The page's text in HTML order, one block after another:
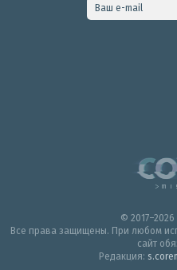
© 2017–2026
Все права защищены. При любом
сайт
Редакция: